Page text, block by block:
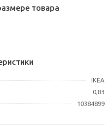
товара
IKEA
0,83
10384899